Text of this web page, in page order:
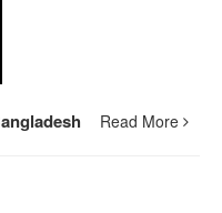
Read More